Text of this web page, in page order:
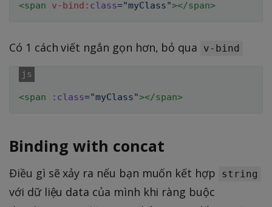
<span v-bind: class="myClass"></span>
Có 1 cách viết ngắn gọn hơn, bỏ qua v-bind
<span :class="myClass"></span>
Binding with concat
Điều gì sẽ xảy ra nếu bạn muốn kết hợp string
với dữ liệu data của mình khi ràng buộc